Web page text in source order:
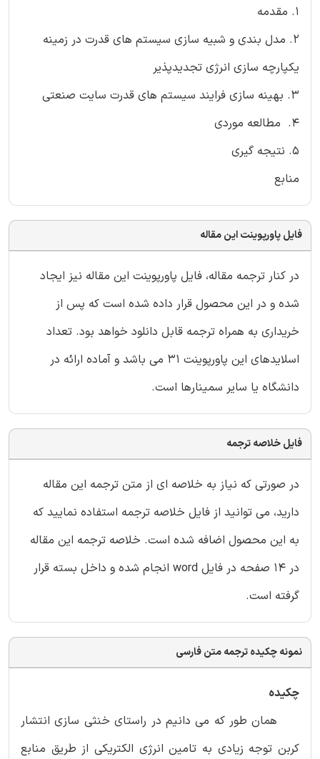
1. مقدمه
2. مدل بندی و شبیه سازی سیستم های قدرت در زمینه
یکپارچه سازی انرژی تجدیدپذیر
3. بهینه سازی فرایند سیستم های قدرت سایت صنعتی
4. مطالعه موردی
5. نتیجه گیری
منابع
فایل پاورپوینت این مقاله
در کنار ترجمه مقاله، فایل پاورپوینت این مقاله نیز ایجاد
شده و در این محصول قرار داده شده است که پس از
خریداری به همراه ترجمه قابل دانلود خواهد بود. تعداد
اسلایدهای این پاورپوینت 31 می باشد و آماده ارائه در
دانشگاه یا سایر سمینارها است.
فایل خلاصه ترجمه
در صورتی که نیاز به خلاصه ای از متن ترجمه این مقاله
دارید، می توانید از فایل خلاصه ترجمه استفاده نمایید که
به این محصول اضافه شده است. خلاصه ترجمه این مقاله
در 14 صفحه در فایل word انجام شده و داخل بسته قرار
گرفته است.
نمونه چکیده ترجمه متن فارسی
چکیده
همان طور که می دانیم در راستای خنثی سازی انتشار
کربن توجه زیادی به تامین انرژی الکتریکی از طریق منابع